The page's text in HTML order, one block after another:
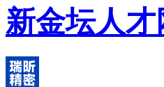
新金坛人才